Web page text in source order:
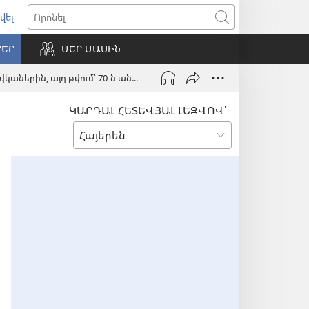
Որոնել
ՄԵՐ ՄԱՍԻՆ
Ռուսաստանը իր թիրախն է դարձրել տարեց Եհովայի վկաներին, այդ թվում՝ 70-ն անց մի քանի անձանց
ԿԱՐԴԱԼ ՀԵՏԵՎՅԱԼ ԼԵԶՎՈՎ՝